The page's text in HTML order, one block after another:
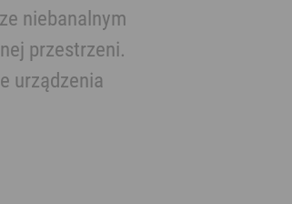
niebanalnym
przestrzeni.
urządzenia